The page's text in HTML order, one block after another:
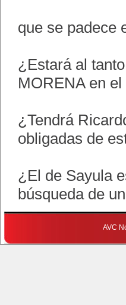
que se padece
¿Estará al
MORENA en
¿Tendrá
obligadas de
¿El de Sayula
búsqueda de
AVC